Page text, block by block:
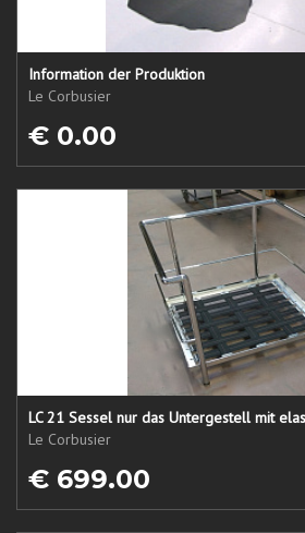
Information der Produktion
Le Corbusier
€ 0.00
LC 21 Sessel nur das Untergestell mit
Le Corbusier
€ 699.00